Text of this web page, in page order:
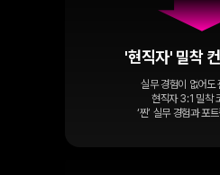
'현직자' 밀착
실무 경험이 없어도
현직자 3:1 밀착
‘찐’ 실무 경험과 포